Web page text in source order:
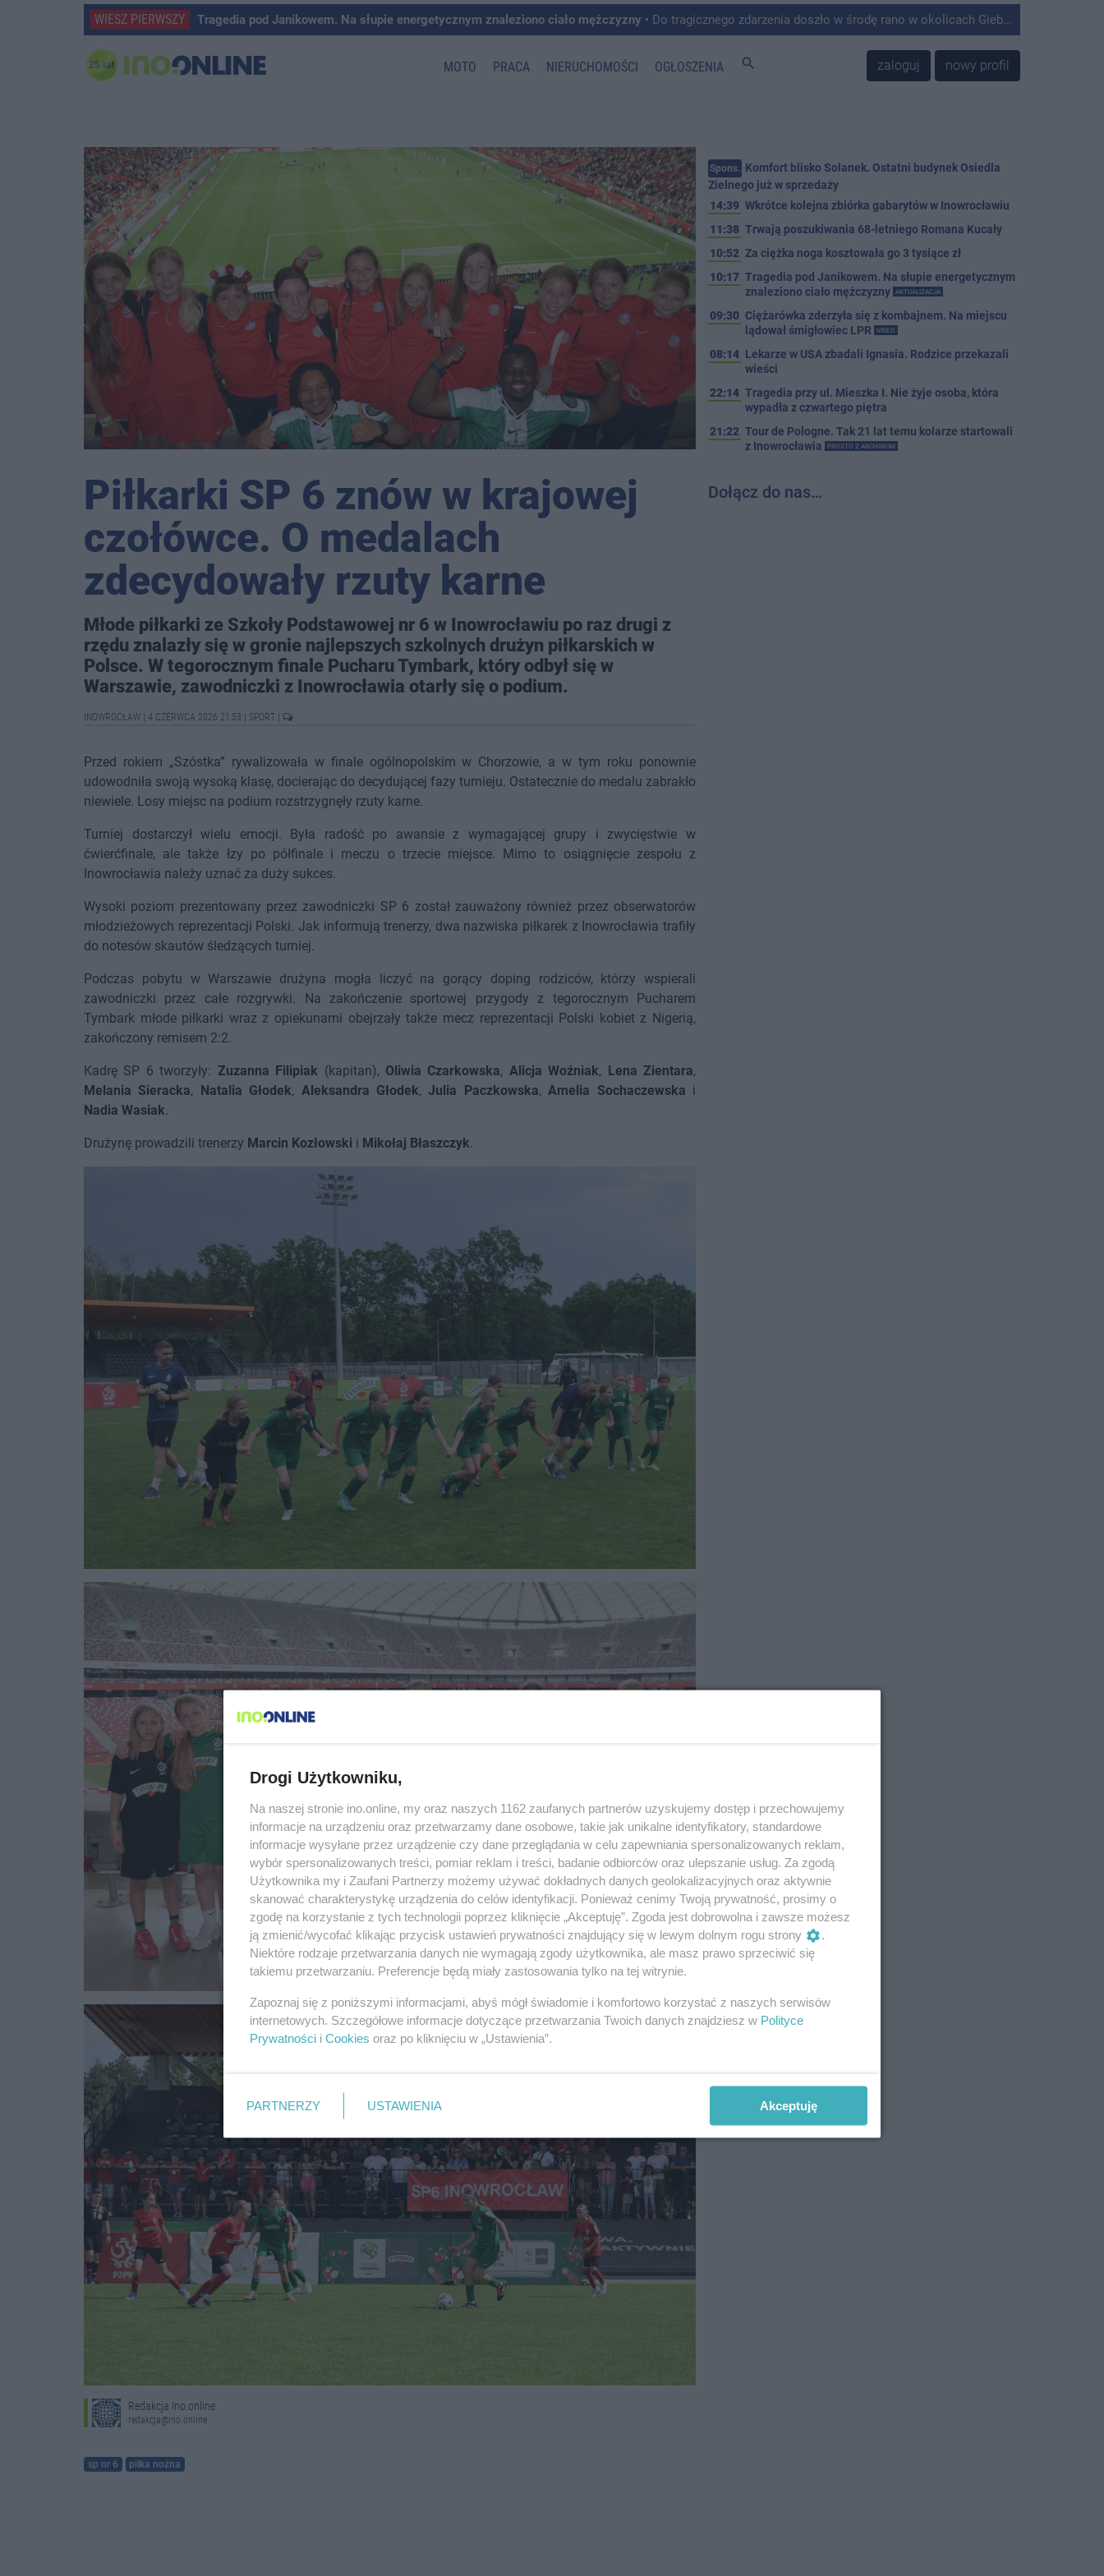
WIESZ PIERWSZY Tragedia pod Janikowem. Na słupie energetycznym znaleziono ciało mężczyzny • Do tragicznego zdarzenia doszło w środę rano w okolicach Giebni koło Janikowa. Wówczas na słupie energetycznym odnaleziono ciało mężczyzny.
MOTO PRACA NIERUCHOMOŚCI OGŁOSZENIA search zaloguj nowy profil
Piłkarki SP 6 znów w krajowej
czołówce. O medalach
zdecydowały rzuty karne
Młode piłkarki ze Szkoły Podstawowej nr 6 w Inowrocławiu po raz drugi z
rzędu znalazły się w gronie najlepszych szkolnych drużyn piłkarskich w
Polsce. W tegorocznym finale Pucharu Tymbark, który odbył się w
Warszawie, zawodniczki z Inowrocławia otarły się o podium.
INOWROCŁAW 4 CZERWCA 2026 21:53 SPORT
Przed rokiem „Szóstka” rywalizowała w finale ogólnopolskim w Chorzowie, a w tym roku ponownie
udowodniła swoją wysoką klasę, docierając do decydującej fazy turnieju. Ostatecznie do medalu zabrakło
niewiele. Losy miejsc na podium rozstrzygnęły rzuty karne.
Turniej dostarczył wielu emocji. Była radość po awansie z wymagającej grupy i zwycięstwie w
ćwierćfinale, ale także łzy po półfinale i meczu o trzecie miejsce. Mimo to osiągnięcie zespołu z
Inowrocławia należy uznać za duży sukces.
Wysoki poziom prezentowany przez zawodniczki SP 6 został zauważony również przez obserwatorów
młodzieżowych reprezentacji Polski. Jak informują trenerzy, dwa nazwiska piłkarek z Inowrocławia trafiły
do notesów skautów śledzących turniej.
Podczas pobytu w Warszawie drużyna mogła liczyć na gorący doping rodziców, którzy wspierali
zawodniczki przez całe rozgrywki. Na zakończenie sportowej przygody z tegorocznym Pucharem
Tymbark młode piłkarki wraz z opiekunami obejrzały także mecz reprezentacji Polski kobiet z Nigerią,
zakończony remisem 2:2.
Kadrę SP 6 tworzyły: Zuzanna Filipiak (kapitan), Oliwia Czarkowska, Alicja Woźniak, Lena Zientara,
Melania Sieracka, Natalia Głodek, Aleksandra Głodek,Julia Paczkowska,Amelia Sochaczewska i
Nadia Wasiak.
Drużynę prowadzili trenerzy Marcin Kozłowski i Mikołaj Błaszczyk.
Redakcja Ino.online
redakcja@ino.online
sp nr 6 piłka nożna
Spons. Komfort blisko Solanek. Ostatni budynek Osiedla
Zielnego już w sprzedaży
14:39 Wkrótce kolejna zbiórka gabarytów w Inowrocławiu
11:38 Trwają poszukiwania 68-letniego Romana Kucały
10:52 Za ciężka noga kosztowała go 3 tysiące zł
10:17 Tragedia pod Janikowem. Na słupie energetycznym
znaleziono ciało mężczyzny
AKTUALIZACJA
09:30 Ciężarówka zderzyła się z kombajnem. Na miejscu
lądował śmigłowiec LPR
VIDEO
08:14 Lekarze w USA zbadali Ignasia. Rodzice przekazali
wieści
22:14 Tragedia przy ul. Mieszka I. Nie żyje osoba, która
wypadła z czwartego piętra
21:22 Tour de Pologne. Tak 21 lat temu kolarze startowali
z Inowrocławia
PROSTO Z ARCHIWUM
Dołącz do nas…
Drogi Użytkowniku,
Na naszej stronie ino.online, my oraz naszych 1162 zaufanych partnerów uzyskujemy dostęp i przechowujemy
informacje na urządzeniu oraz przetwarzamy dane osobowe, takie jak unikalne identyfikatory, standardowe
informacje wysyłane przez urządzenie czy dane przeglądania w celu zapewniania spersonalizowanych reklam,
wybór spersonalizowanych treści, pomiar reklam i treści, badanie odbiorców oraz ulepszanie usług. Za zgodą
Użytkownika my i Zaufani Partnerzy możemy używać dokładnych danych geolokalizacyjnych oraz aktywnie
skanować charakterystykę urządzenia do celów identyfikacji. Ponieważ cenimy Twoją prywatność, prosimy o
zgodę na korzystanie z tych technologii poprzez kliknięcie „Akceptuję”. Zgoda jest dobrowolna i zawsze możesz
ją zmienić/wycofać klikając przycisk ustawień prywatności znajdujący się w lewym dolnym rogu strony
.
Niektóre rodzaje przetwarzania danych nie wymagają zgody użytkownika, ale masz prawo sprzeciwić się
takiemu przetwarzaniu. Preferencje będą miały zastosowania tylko na tej witrynie.
Zapoznaj się z poniższymi informacjami, abyś mógł świadomie i komfortowo korzystać z naszych serwisów
internetowych. Szczegółowe informacje dotyczące przetwarzania Twoich danych znajdziesz w Polityce
Prywatności i Cookies oraz po kliknięciu w „Ustawienia”.
PARTNERZY USTAWIENIA Akceptuję